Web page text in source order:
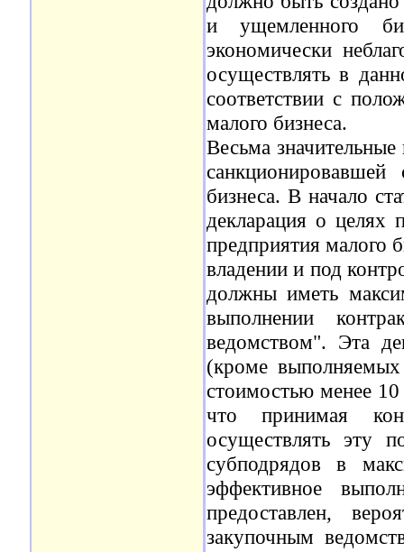
и ущемленного
экономически
осуществлять в
соответствии с
малого бизнеса.
Весьма
бизнеса. В начало
декларация о
предприятия малого
владении и под
должны иметь
выполнении
ведомством". Эта
(кроме
стоимостью менее
что принимая
осуществлять эту
субподрядов в
эффективное
предоставлен,
закупочным